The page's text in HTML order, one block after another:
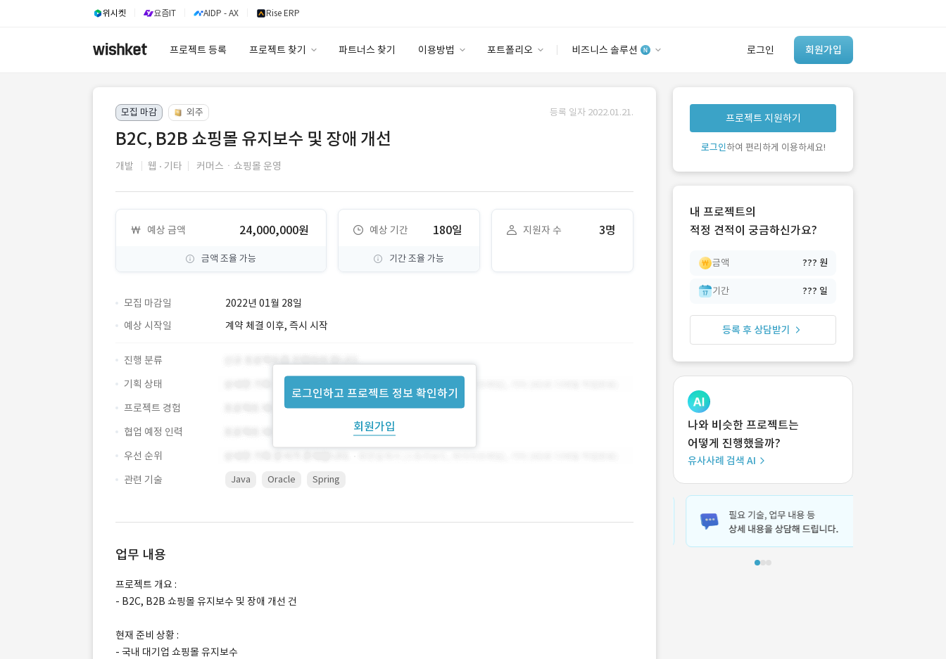
위시켓 요즘IT AIDP - AX Rise ERP
프로젝트 등록 프로젝트 찾기 파트너스 찾기 이용방법 포트폴리오 비즈니스 솔루션 로그인 회원가입
안심 코드 케어
유사사례 검색 AI
‘이런 거’ 만들어본
개발 회사 있어?
모집 마감 외주 등록 일자 2022.01.21.
B2C, B2B 쇼핑몰 유지보수 및 장애 개선
개발 웹 기타 커머스ㆍ쇼핑몰 운영
예상 금액 24,000,000원
금액 조율 가능
예상 기간 180일
기간 조율 가능
지원자 수 3명
모집 마감일 2022년 01월 28일
로그인하고 프로젝트 정보 확인하기
회원가입
예상 시작일 계약 체결 이후, 즉시 시작
진행 분류
기획 상태
프로젝트 경험
협업 예정 인력
우선 순위
관련 기술
Java Oracle Spring
업무 내용
프로젝트 개요 :
- B2C, B2B 쇼핑몰 유지보수 및 장애 개선 건
현재 준비 상황 :
- 국내 대기업 쇼핑몰 유지보수
프로젝트 지원하기
로그인하여 편리하게 이용하세요!
내 프로젝트의
적정 견적이 궁금하신가요?
금액 ??? 원
기간 ??? 일
등록 후 상담받기
나와 비슷한 프로젝트는
어떻게 진행했을까?
유사사례 검색 AI